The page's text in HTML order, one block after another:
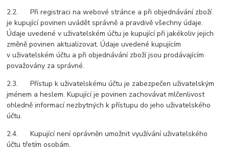
2.2. Při registraci na webové stránce a při objednávání zboží
je kupující povinen uvádět správně a pravdivě všechny údaje.
Údaje uvedené v uživatelském účtu je kupující při jakékoliv jejich
změně povinen aktualizovat. Údaje uvedené kupujícím
v uživatelském účtu a při objednávání zboží jsou prodávajícím
považovány za správné.
2.3. Přístup k uživatelskému účtu je zabezpečen uživatelským
jménem a heslem. Kupující je povinen zachovávat mlčenlivost
ohledně informací nezbytných k přístupu do jeho uživatelského
účtu.
2.4. Kupující není oprávněn umožnit využívání uživatelského
účtu třetím osobám.